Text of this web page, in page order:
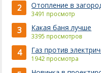
2 Отопление в
3491 просмотр
3 Какая баня лучше
3395 просмотров
4 Газ против
1942 просмотра